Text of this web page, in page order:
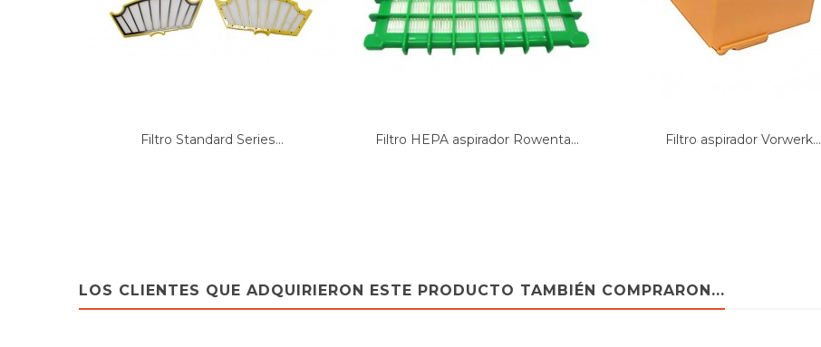
Filtro Standard Series... Filtro HEPA aspirador Rowenta... Filtro aspirador Vorwerk...
LOS CLIENTES QUE ADQUIRIERON ESTE PRODUCTO TAMBIÉN COMPRARON...